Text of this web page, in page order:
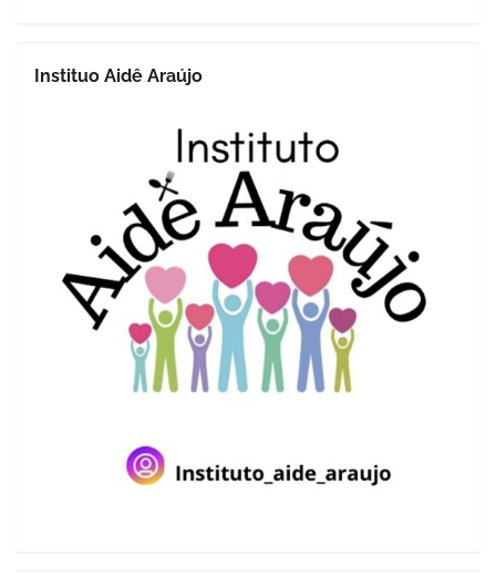
Instituo Aidê Araújo